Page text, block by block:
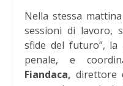
Nella stessa
sessioni di lavoro,
sfide del futuro”,
penale, e
Fiandaca, direttore